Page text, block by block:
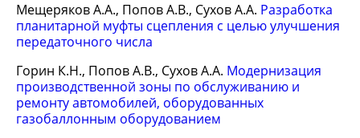
Мещеряков А.А., Попов А.В., Сухов А.А. Разработка
планитарной муфты сцепления с целью улучшения
передаточного числа
Горин К.Н., Попов А.В., Сухов А.А. Модернизация
производственной зоны по обслуживанию и
ремонту автомобилей, оборудованных
газобаллонным оборудованием